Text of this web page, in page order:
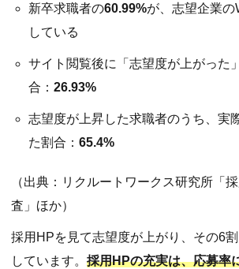
新卒求職者の60.99%が、志望企業
している
サイト閲覧後に「志望度が上がった
合： 26.93%
志望度が上昇した求職者のうち、実
た割合： 65.4%
（出典：リクルートワークス研究所「
査」ほか）
採用HPを見て志望度が上がり、その6
しています。 採用HPの充実は、応募率